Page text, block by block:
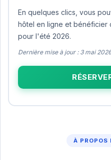
En quelques clics, vous
hôtel en ligne et bénéficier
pour l'été 2026.
Dernière mise à jour : 3 mai 2026
À PROPOS